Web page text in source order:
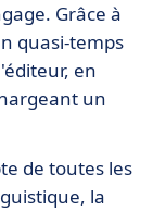
Grâce à
quasi-temps
en
un
de toutes les
la